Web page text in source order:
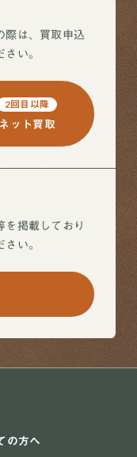
際は、買取申込
い。
2回目以降
ネット買取
を掲載しており
い。
の方へ